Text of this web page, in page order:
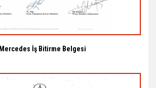
Mercedes İş Bitirme Belgesi